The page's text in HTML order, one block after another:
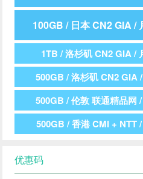
100GB / 日本 CN2 GIA /
1TB / 洛杉矶 CN2 GIA /
500GB / 洛杉矶 CN2 GIA
500GB / 伦敦 联通精品网
500GB / 香港 CMI + NTT
优惠码